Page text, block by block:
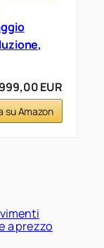
999,00 EUR
su Amazon
a prezzo